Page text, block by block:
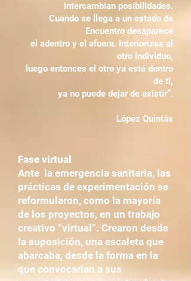
intercambian posibilidades.
Cuando se llega a un estado de
Encuentro desaparece
el adentro y el afuera. Interiorizas al
otro individuo,
luego entonces el otro ya está dentro
de ti,
ya no puede dejar de existir”.
López Quintás
Fase virtual
Ante la emergencia sanitaria, las
prácticas de experimentación se
reformularon, como la mayoría
de los proyectos, en un trabajo
creativo “virtual”. Crearon desde
la suposición, una escaleta que
abarcaba, desde la forma en la
que convocarían a sus